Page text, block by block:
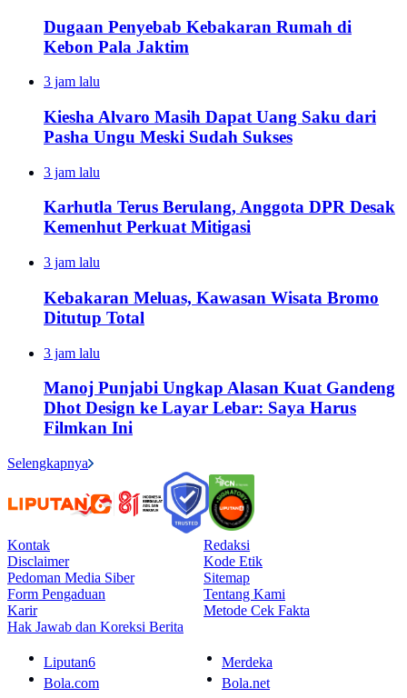
Dugaan Penyebab Kebakaran Rumah di
Kebon Pala Jaktim
3 jam lalu
Kiesha Alvaro Masih Dapat Uang Saku dari
Pasha Ungu Meski Sudah Sukses
3 jam lalu
Karhutla Terus Berulang, Anggota DPR Desak
Kemenhut Perkuat Mitigasi
3 jam lalu
Kebakaran Meluas, Kawasan Wisata Bromo
Ditutup Total
3 jam lalu
Manoj Punjabi Ungkap Alasan Kuat Gandeng
Dhot Design ke Layar Lebar: Saya Harus
Filmkan Ini
Selengkapnya
Kontak
Redaksi
Disclaimer
Kode Etik
Pedoman Media Siber
Sitemap
Form Pengaduan
Tentang Kami
Karir
Metode Cek Fakta
Hak Jawab dan Koreksi Berita
Liputan6
Merdeka
Bola.com
Bola.net